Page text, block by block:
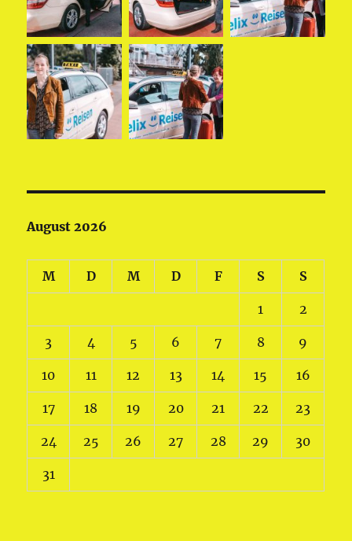
August 2026
M D M D F S S
1 2
3 4 5 6 7 8 9
10 11 12 13 14 15 16
17 18 19 20 21 22 23
24 25 26 27 28 29 30
31